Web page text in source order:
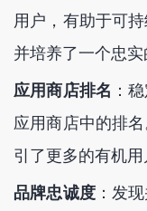
用户，有助于可
并培养了一个忠实
应用商店排名 ：
应用商店中的排
引了更多的有机用
品牌忠诚度：发